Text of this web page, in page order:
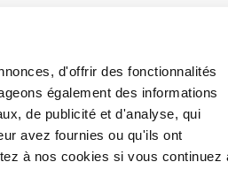
d'offrir des fonctionnalités
également des informations
de publicité et d'analyse, qui
avez fournies ou qu'ils ont
à nos cookies si vous continuez